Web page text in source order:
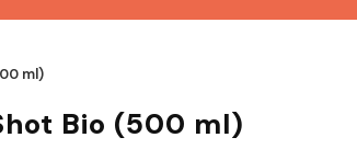
ml)
Bio (500 ml)